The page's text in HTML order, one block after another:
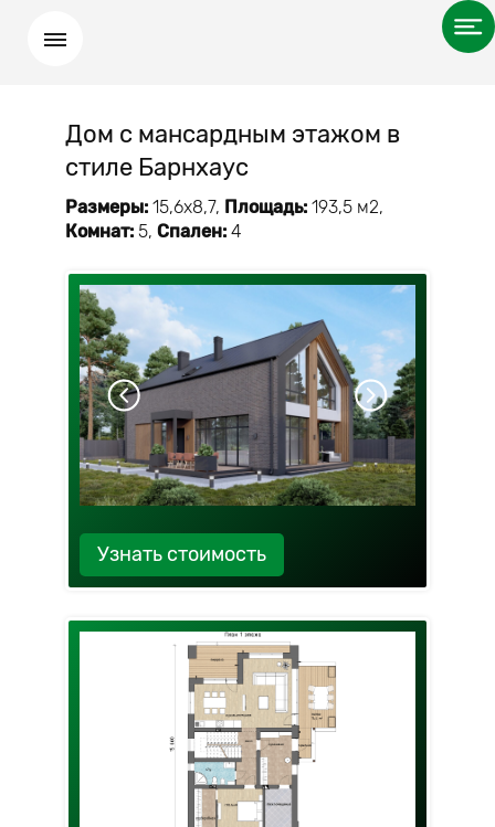
Дом с мансардным этажом в
стиле Барнхаус
Размеры: 15,6х8,7, Площадь: 193,5 м2,
Комнат: 5, Спален: 4
Узнать стоимость